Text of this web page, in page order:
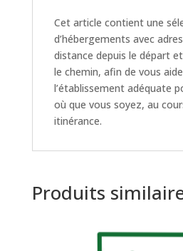
Cet article contient une
d’hébergements avec
distance depuis le départ
le chemin, afin de vous
l’établissement adéquate
où que vous soyez, au
itinérance.
Produits